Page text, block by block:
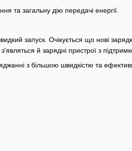
та загальну дію п͏ередачі енергії.
запуск. Очікується що нові
й зарядні пристрої з
з більшою швидкістю та